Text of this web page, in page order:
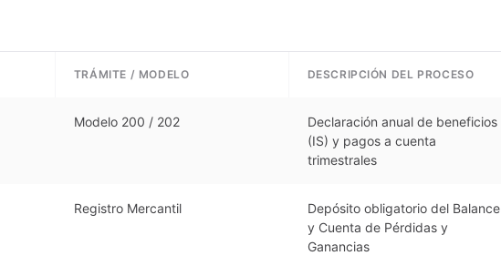
TRÁMITE / MODELO DESCRIPCIÓN DEL PROCESO
Modelo 200 / 202
Declaración anual de beneficios
(IS) y pagos a cuenta
trimestrales
Registro Mercantil
Depósito obligatorio del Balance
y Cuenta de Pérdidas y
Ganancias